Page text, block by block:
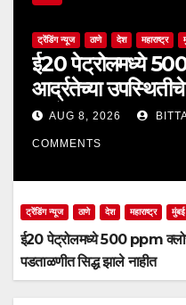
ट्रेंडिंग न्यूज ठाणे देश महाराष्ट्र
ई20 पेट्रोलमध्ये
आर्द्रतेच्या
झाले नाहीत
AUG 8, 2026
COMMENTS
ट्रेंडिंग न्यूज ठाणे देश महाराष्ट्र मुंबई
ई20 पेट्रोलमध्ये 500 ppm
पडताळणीत सिद्ध झाले नाहीत